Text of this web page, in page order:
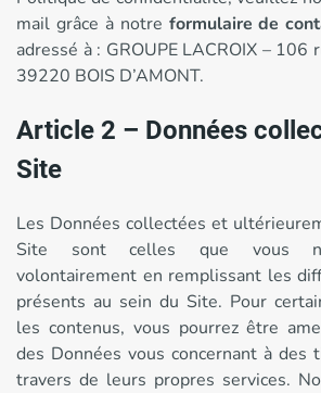
mail grâce à notre formulaire de
adressé à : GROUPE LACROIX – 106
39220 BOIS D’AMONT.
Article 2 – Données
Site
Les Données collectées et
Site sont celles que vous
volontairement en remplissant les
présents au sein du Site. Pour
les contenus, vous pourrez être
des Données vous concernant à des
travers de leurs propres services.